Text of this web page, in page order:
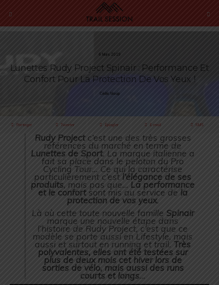
6 Mars 2019
Lunettes Rudy Project Spinair : Performance Et
Confort Pour La Protection De Vos Yeux !
Cédric Masip
Partager Tweeter Épingler E-mail SMS
Rudy Projectc’est une des très grosses
références du marché en terme de
Lunettes de Sport. La marque italienne a
fait sa place dans le peloton du Pro
Cycling Tour… Ce qui la caractérise
particulièrement c’est l’élégance de ses
produits, mais pas que… La performance
et le confortsont mis au service de la
protection de vos yeux.
Là où cette toute nouvelle famille Spinair
marque une nouvelle étape dans
l’histoire de Rudy Project, c’est que ce
modèle se porte aussi en Lifestyle, mais
aussi et surtout en running et trail. Très
polyvalentes, elles ont été testées sur
plus de deux mois cet hiver lors de
sorties de vélo, mais aussi des runs
courts et longs…